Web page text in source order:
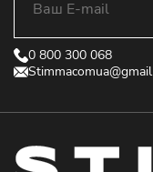
0 800 300 068